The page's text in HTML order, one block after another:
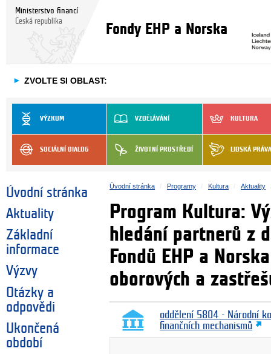
Ministerstvo financí
Česká republika
Fondy EHP a Norska
► ZVOLTE SI OBLAST:
VÝZKUM VZDĚLÁVÁNÍ KULTURA
SOCIÁLNÍ DIALOG ŽIVOTNÍ PROSTŘEDÍ LIDSKÁ PRÁVA
Úvodní stránka
Aktuality
Základní
informace
Výzvy
Otázky a
odpovědi
Ukončená
období
Úvodní stránka Programy Kultura Aktuality
Program Kultura:
hledání partnerů z
Fondů EHP a
oborových a
oddělení 5804 - Národní
finančních mechanismů